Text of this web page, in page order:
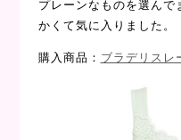
プレーンなものを選んで
かくて気に入りました。
購入商品： ブラデリスレ